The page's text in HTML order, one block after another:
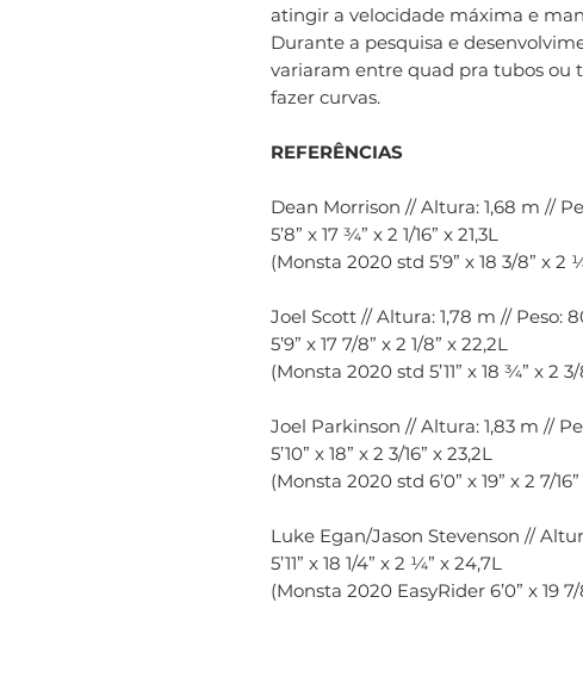
atingir a velocidade máxima e
Durante a pesquisa e
variaram entre quad pra tubos ou
fazer curvas.
REFERÊNCIAS
Dean Morrison // Altura: 1,68 m //
5’8” x 17 ¾” x 2 1/16” x 21,3L
(Monsta 2020 std 5’9” x 18 3/8” x 2
Joel Scott // Altura: 1,78 m // Peso:
5’9” x 17 7/8” x 2 1/8” x 22,2L
(Monsta 2020 std 5’11” x 18 ¾” x 2
Joel Parkinson // Altura: 1,83 m //
5’10” x 18” x 2 3/16” x 23,2L
(Monsta 2020 std 6’0” x 19” x 2 7/
Luke Egan/Jason Stevenson //
5’11” x 18 1/4” x 2 ¼” x 24,7L
(Monsta 2020 EasyRider 6’0” x 19